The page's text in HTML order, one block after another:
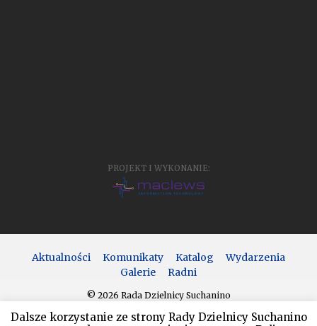
PROJEKT I WYKONANIE:
Aktualności Komunikaty Katalog
Wydarzenia
Galerie
Radni
© 2026 Rada Dzielnicy Suchanino
Dalsze korzystanie ze strony Rady Dzielnicy Suchanino